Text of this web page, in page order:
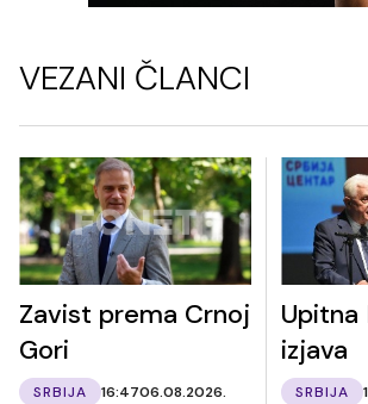
VEZANI ČLANCI
Zavist prema Crnoj
Gori
SRBIJA 16:4706.08.2026.
izjava
SRBIJA